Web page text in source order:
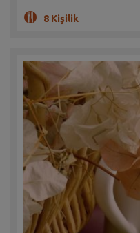
8 Kişilik